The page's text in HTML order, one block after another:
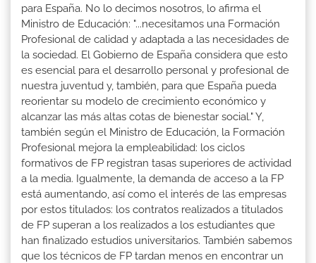
para España. No lo decimos nosotros, lo afirma el
Ministro de Educación: "...necesitamos una Formación
Profesional de calidad y adaptada a las necesidades de
la sociedad. El Gobierno de España considera que esto
es esencial para el desarrollo personal y profesional de
nuestra juventud y, también, para que España pueda
reorientar su modelo de crecimiento económico y
alcanzar las más altas cotas de bienestar social." Y,
también según el Ministro de Educación, la Formación
Profesional mejora la empleabilidad: los ciclos
formativos de FP registran tasas superiores de actividad
a la media. Igualmente, la demanda de acceso a la FP
está aumentando, así como el interés de las empresas
por estos titulados: los contratos realizados a titulados
de FP superan a los realizados a los estudiantes que
han finalizado estudios universitarios. También sabemos
que los técnicos de FP tardan menos en encontrar un